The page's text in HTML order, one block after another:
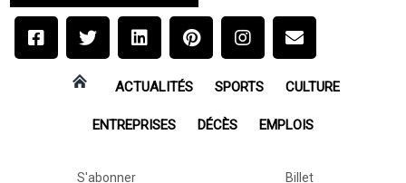
ACTUALITÉS SPORTS CULTURE
ENTREPRISES DÉCÈS EMPLOIS
S'abonner
Billet